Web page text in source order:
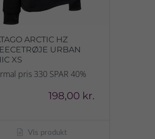
ARCTIC HZ
URBAN
XS
pris 330 SPAR 40%
198,00 kr.
Vis produkt